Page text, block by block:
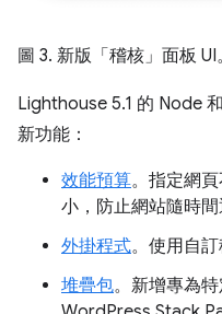
圖 3. 新版「稽核」面板 UI。
Lighthouse 5.1 的 Node
新功能：
效能預算。指定網
小，防止網站隨時間
外掛程式。使用自
堆疊包。新增專為特